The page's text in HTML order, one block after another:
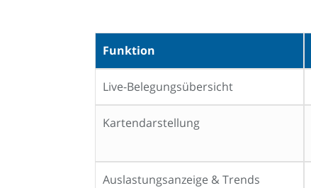
Funktion
Live-Belegungsübersicht
Kartendarstellung
Auslastungsanzeige & Trends